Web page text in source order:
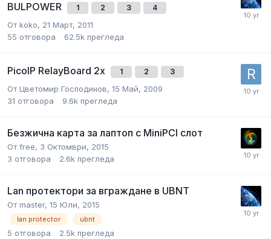
BULPOWER
1 2 3 4
Отkoko, 21 Март, 2011
55 отговора 62.5k прегледа
PicoIP RelayBoard 2x 1 2 3
ОтЦветомир Господинов, 15 Май, 2009
31 отговора 9.6k прегледа
Безжична карта за лаптоп с MiniPCI слот
Отfree, 3 Октомври, 2015
3 отговора 2.6k прегледа
Lan протектори за вграждане в UBNT
Отmaster, 15 Юли, 2015
lan protector ubnt
5 отговора 2.5k прегледа